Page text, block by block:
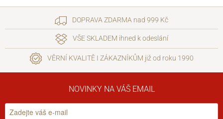
DOPRAVA ZDARMA nad 999 Kč
VŠE SKLADEM ihned k odeslání
VĚRNÍ KVALITĚ I ZÁKAZNÍKŮM již od roku 1990
NOVINKY NA VÁŠ EMAIL